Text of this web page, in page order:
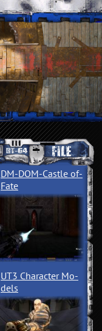
DM-DOM-Castle of­
Fate
UT3 Character Mo­
dels